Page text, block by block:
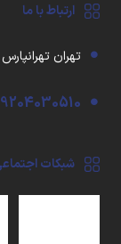
ارتباط با ما
تهران
شبکات